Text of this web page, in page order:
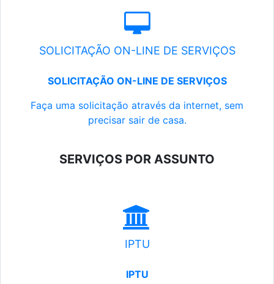
SOLICITAÇÃO ON-LINE DE SERVIÇOS
SOLICITAÇÃO ON-LINE DE SERVIÇOS
Faça uma solicitação através da internet, sem
precisar sair de casa.
SERVIÇOS POR ASSUNTO
IPTU
IPTU